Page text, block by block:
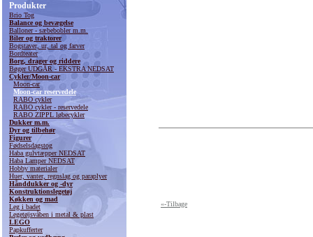
Produkter
Brio Tog
Balance og bevægelse
Balloner - sæbebobler m.m.
Biler og traktorer
Bogstaver, ur, tal og farver
Bordteater
Borg, drager og riddere
Bøger UDGÅR - EKSTRA NEDSAT
Cykler/Moon-car
Moon-car
Moon-car reservedele
RABO cykler
RABO cykler - reservedele
RABO ZIPPL løbecykler
Dukker m.m.
Dyr og tilbehør
Figurer
Fødselsdagstog
Haba gulvtæpper NEDSAT
Haba Lamper NEDSAT
Hobby materialer
Huer, vanter, regnslag og paraplyer
Hånddukker og -dyr
Konstruktionslegetøj
Køkken og mad
Leg i badet
Legetøjsvåben i metal & plast
LEGO
Papkufferter
«-Tilbage